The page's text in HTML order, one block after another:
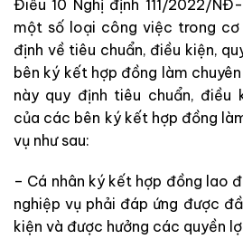
Điều 10 Nghị định 111/2022/
một số loại công việc trong cơ
định về tiêu chuẩn, điều kiện,
bên ký kết hợp đồng làm
này quy định tiêu chuẩn, điều
của các bên ký kết hợp đồng
vụ như sau:
– Cá nhân ký kết hợp đồng lao
nghiệp vụ phải đáp ứng được
kiện và được hưởng các quyền